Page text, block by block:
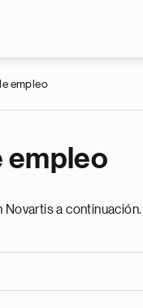
empleo
empleo
a continuación.